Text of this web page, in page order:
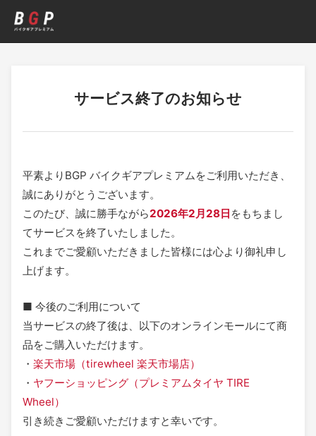
サービス終了のお知らせ
BGP バイクギアプレミアム サービ
平素よりBGP バイクギアプレミアムをご利用いただき、
誠にありがとうございます。
このたび、誠に勝手ながら2026年2月28日 をもちまし
てサービスを終了いたしました。
これまでご愛顧いただきました皆様には心より御礼申し
上げます。
■ 今後のご利用について
当サービスの終了後は、以下のオンラインモールにて商
品をご購入いただけます。
・ 楽天市場（tirewheel 楽天市場店）
・ ヤフーショッピング（プレミアムタイヤ TIRE
Wheel）
引き続きご愛顧いただけますと幸いです。